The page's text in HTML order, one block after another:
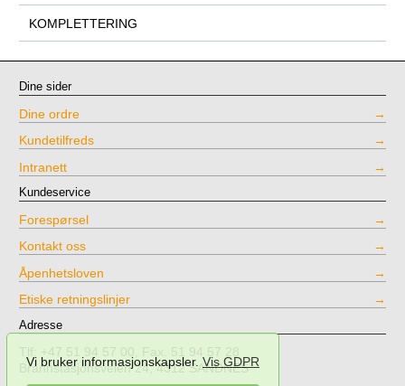
Vi bruker informasjonskapsler.Vis GDPR
KOMPLETTERING
Dine sider
Dine ordre
Kundetilfreds
Intranett
Kundeservice
Forespørsel
Kontakt oss
Åpenhetsloven
Etiske retningslinjer
Adresse
Tlf: +47 51 94 57 00, Fax. 51 94 57 28
Brannstasjonsveien 24, 4312 SANDNES